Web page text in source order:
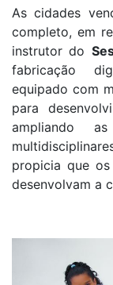
As cidades
completo, em
instrutor do
fabricação
equipado com
para
ampliando
propicia que os
desenvolvam a